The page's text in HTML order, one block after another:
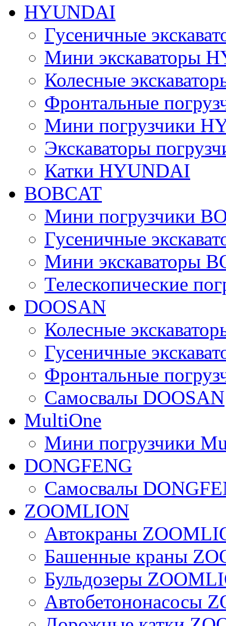
HYUNDAI
Гусеничные
Мини экскаваторы
Колесные
Фронтальные
Мини погрузчики
Экскаваторы
Катки HYUNDAI
BOBCAT
Мини погрузчики
Гусеничные
Мини экскаваторы
Телескопические
DOOSAN
Колесные
Гусеничные
Фронтальные
Самосвалы DOOSAN
MultiOne
Мини погрузчики
DONGFENG
Самосвалы
ZOOMLION
Автокраны
Башенные краны
Бульдозеры
Автобетононасосы